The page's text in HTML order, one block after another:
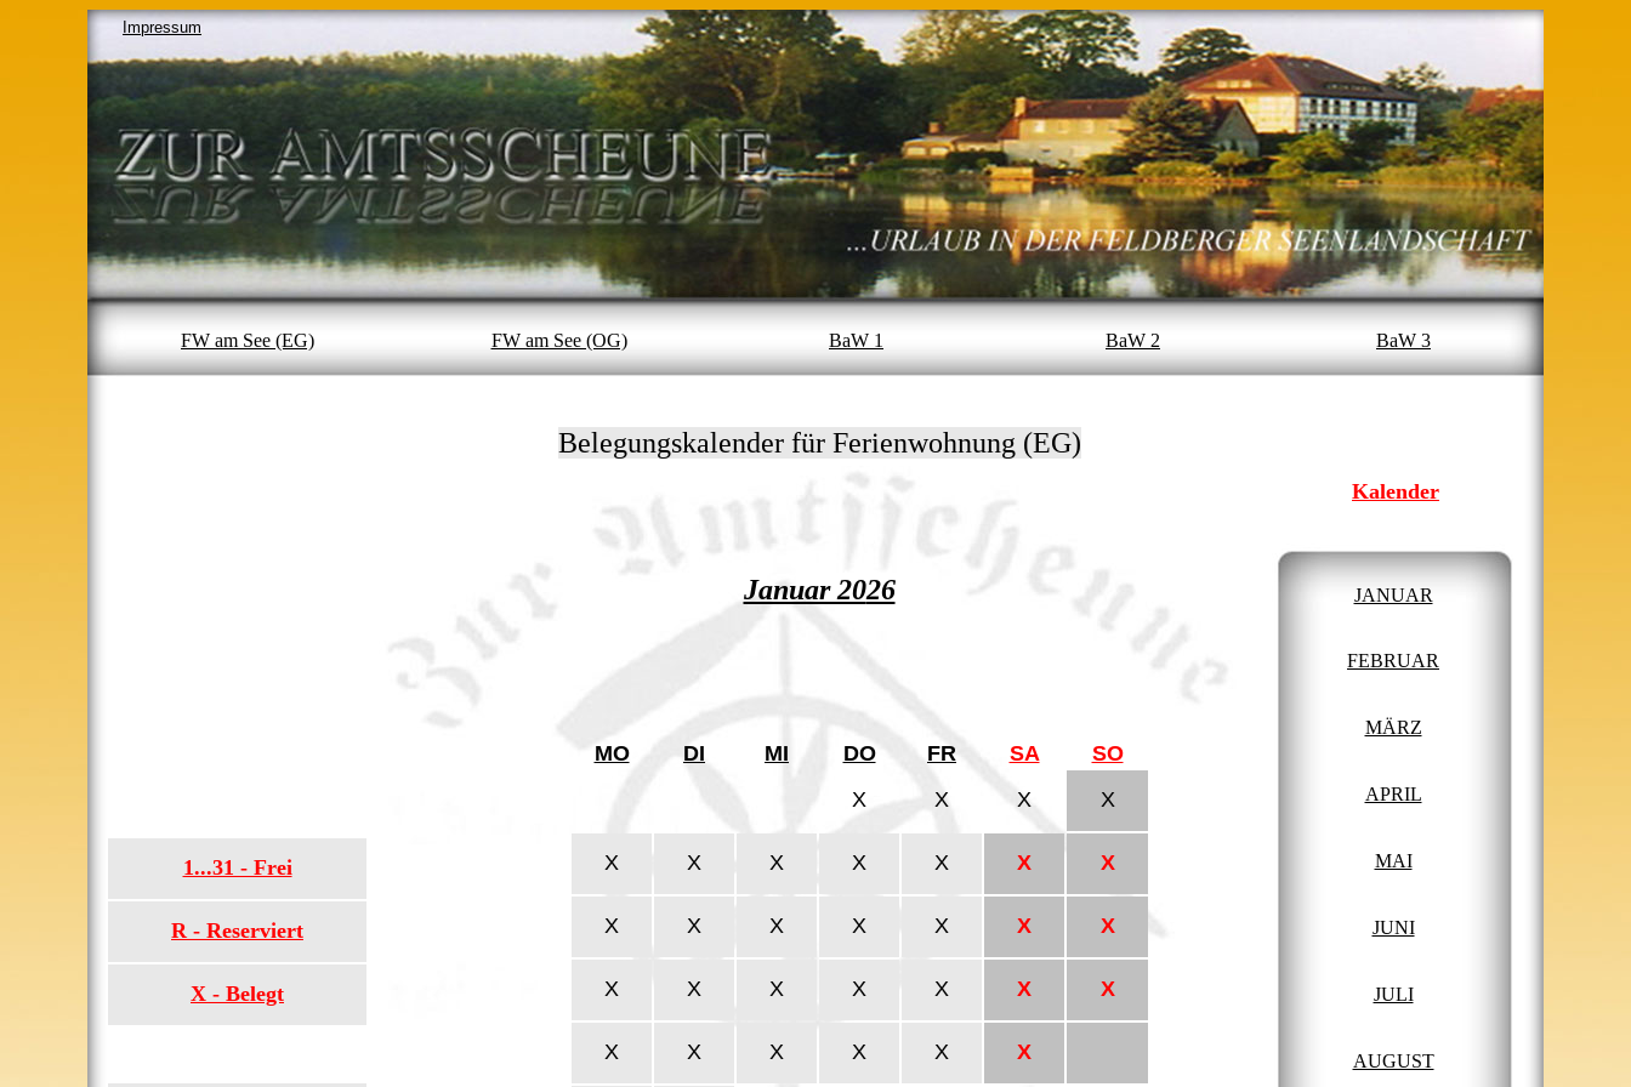
Impressum
FW am See (EG) FW am See (OG) BaW 1 BaW 2 BaW 3
1...31 - Frei
R - Reserviert
X - Belegt
Belegungskalender für Ferienwohnung (EG)
Januar 2026
MO DI MI DO FR SA
SO
X
X X X
X X X X X X X
X X X X X X X
X X X X X X X
X X X X X X
Kalender
JANUAR
FEBRUAR
MÄRZ
APRIL
MAI
JUNI
JULI
AUGUST